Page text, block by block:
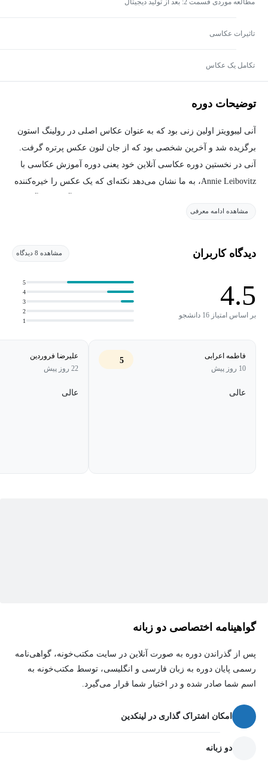
تاثیرات عکاسی
تکامل یک عکاس
توضیحات دوره
آنی لیبوویتز اولین زنی بود که به عنوان عکاس اصلی در رولینگ استون
برگزیده شد و آخرین شخصی بود که از جان لنون عکس پرتره گرفت.
آنی در نخستین دوره عکاسی آنلاین خود یعنی دوره آموزش عکاسی با
Annie Leibovitz، به ما نشان می‌دهد نکته‌ای که یک عکس را خیره‌کننده
فلسفه خود را به شما می‌آموزد: چگونه می‌توان کانسپت را توسعه داد،
زنده کرد. بیایید دنیا را از نگاه او ببینید.
مشاهده ادامه معرفی
دیدگاه کاربران مشاهده 8 دیدگاه
4.5
بر اساس امتیاز 16 دانشجو
1
2
3
4
5
فاطمه اعرابی
10 روز پیش
5
عالی
علیرضا فروردین
22 روز پیش
عالی
گواهینامه اختصاصی دو زبانه
پس از گذراندن دوره به صورت آنلاین در سایت مکتب‌خونه، گواهی‌نامه
رسمی پایان دوره به زبان فارسی و انگلیسی، توسط مکتب‌خونه به
اسم شما صادر شده و در اختیار شما قرار می‌گیرد.
امکان اشتراک گذاری در لینکدین
دو زبانه